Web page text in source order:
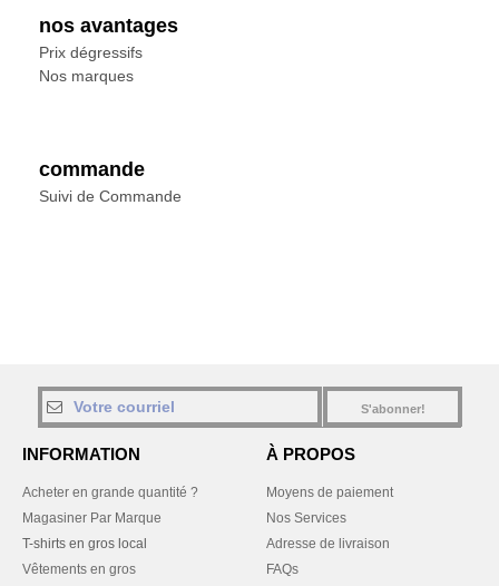
nos avantages
Prix dégressifs
Nos marques
commande
Suivi de Commande
S'abonner!
INFORMATION
Acheter en grande quantité ?
Magasiner Par Marque
T-shirts en gros local
Vêtements en gros
À PROPOS
Moyens de paiement
Nos Services
Adresse de livraison
FAQs